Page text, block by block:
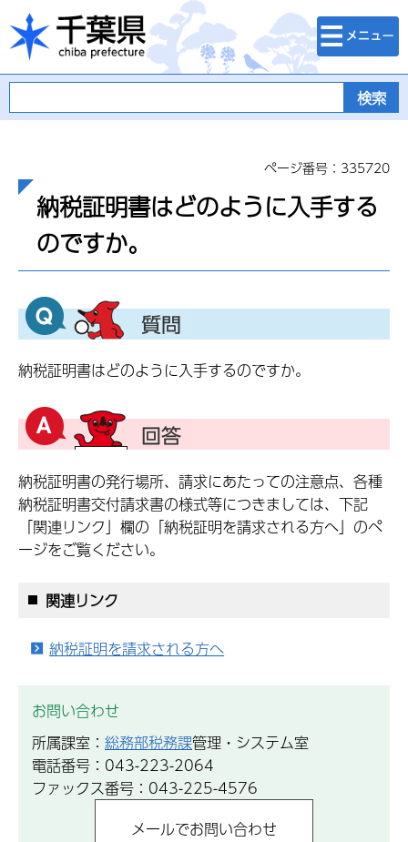
千葉県
検索・メニュ
ー
ページ番号：335720
納税証明書はどのように入手する
のですか。
納税証明書はどのように入手するのですか。
納税証明書の発行場所、請求にあたっての注意点、各種
納税証明書交付請求書の様式等につきましては、下記
「関連リンク」欄の「納税証明を請求される方へ」のペ
ージをご覧ください。
関連リンク
納税証明を請求される方へ
お問い合わせ
所属課室： 総務部税務課管理・システム室
電話番号：043-223-2064
ファックス番号：043-225-4576